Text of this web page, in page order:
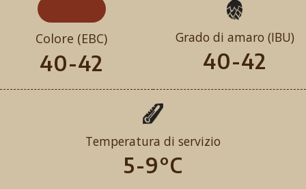
Colore (EBC)
40-42
Grado di amaro (IBU)
40-42
Temperatura di servizio
5-9°C